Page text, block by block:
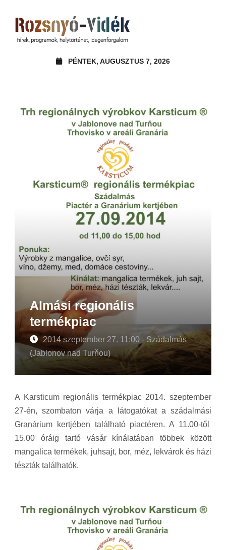
PÉNTEK, AUGUSZTUS 7, 2026
Almási regionális
termékpiac
2014 szeptember 27. 11:00 - Szádalmás
(Jablonov nad Turňou)
A Karsticum regionális termékpiac 2014. szeptember
27-én, szombaton várja a látogatókat a szádalmási
Granárium kertjében található piactéren. A 11.00-től
15.00 óráig tartó vásár kínálatában többek között
mangalica termékek, juhsajt, bor, méz, lekvárok és házi
tészták találhatók.